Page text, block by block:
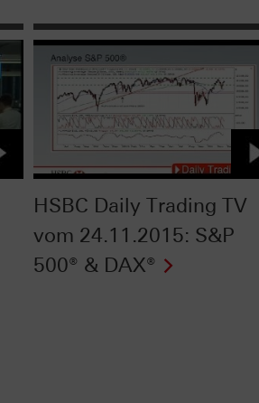
HSBC Daily Trading TV
vom 24.11.2015: S&P
500® & DAX®